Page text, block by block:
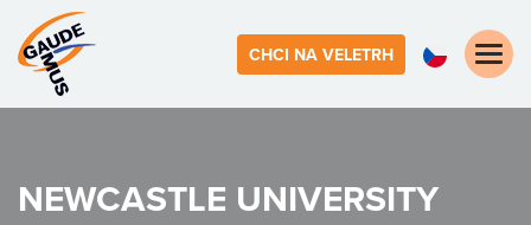
CHCI NA VELETRH
Toggle
NEWCASTLE UNIVERSITY